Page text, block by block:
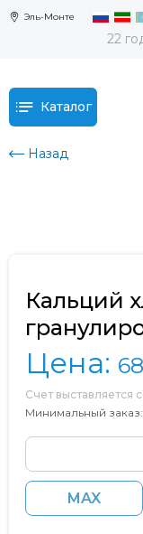
Эль-Монте
22
Каталог
Назад
Кальций
Цена:
Счет выставляется
Минимальный заказ:
MAX